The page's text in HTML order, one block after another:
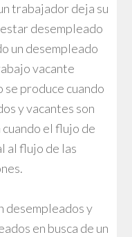
trabajador deja su
desempleado
un desempleado
vacante
produce cuando
y vacantes son
el flujo de
al flujo de las
desempleados y
en busca de un